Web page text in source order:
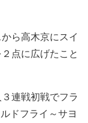
ら高木京にスイ
点に広げたこと
連戦初戦でフラ
ドフライ～サヨ